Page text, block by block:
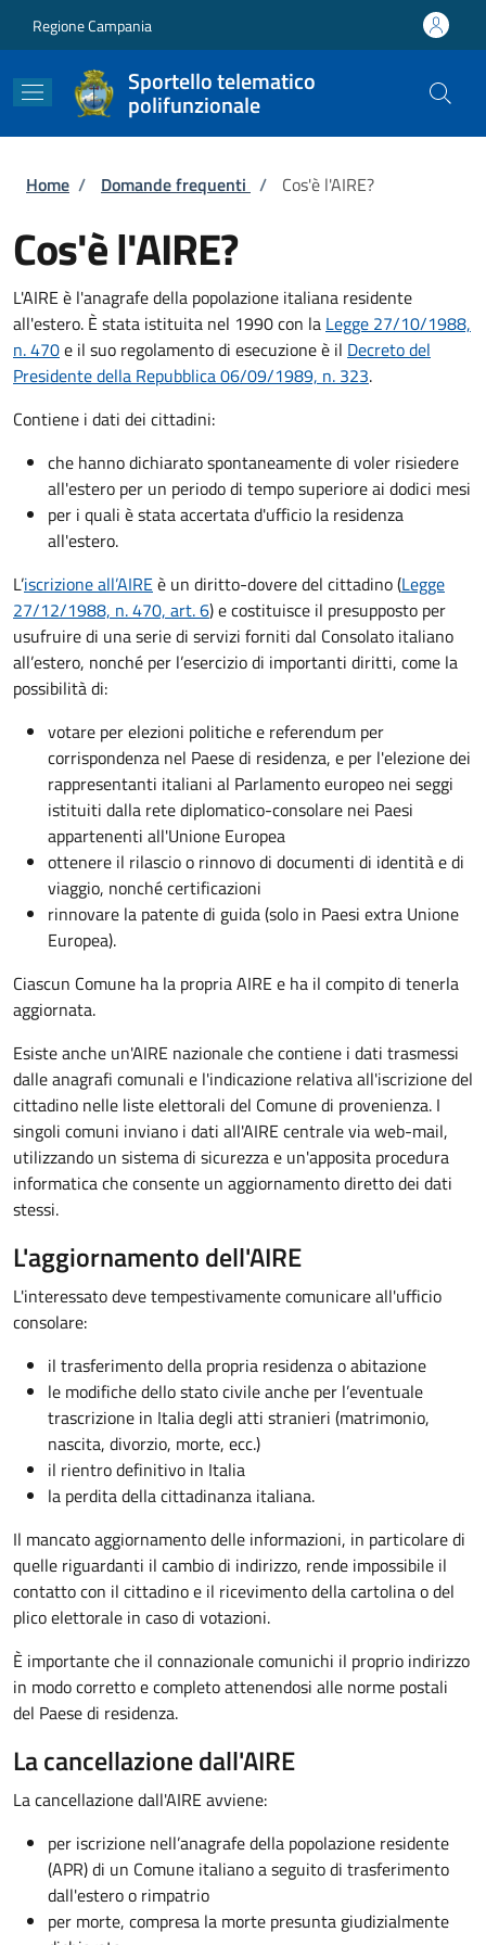
Regione Campania
Sportello telematico
polifunzionale
Briciole di pane
Home / Domande frequenti / Cos'è l'AIRE?
Cos'è l'AIRE?
L'AIRE è l'anagrafe della popolazione italiana residente
all'estero. È stata istituita nel 1990 con la Legge 27/10/1988,
n. 470e il suo regolamento di esecuzione è il Decreto del
Presidente della Repubblica 06/09/1989, n. 323.
Contiene i dati dei cittadini:
che hanno dichiarato spontaneamente di voler risiedere
all'estero per un periodo di tempo superiore ai dodici mesi
per i quali è stata accertata d'ufficio la residenza
all'estero.
L’iscrizione all’AIREè un diritto-dovere del cittadino (Legge
27/12/1988, n. 470, art. 6) e costituisce il presupposto per
usufruire di una serie di servizi forniti dal Consolato italiano
all’estero, nonché per l’esercizio di importanti diritti, come la
possibilità di:
votare per elezioni politiche e referendum per
corrispondenza nel Paese di residenza, e per l'elezione dei
rappresentanti italiani al Parlamento europeo nei seggi
istituiti dalla rete diplomatico-consolare nei Paesi
appartenenti all'Unione Europea
ottenere il rilascio o rinnovo di documenti di identità e di
viaggio, nonché certificazioni
rinnovare la patente di guida (solo in Paesi extra Unione
Europea).
Ciascun Comune ha la propria AIRE e ha il compito di tenerla
aggiornata.
Esiste anche un'AIRE nazionale­ che contiene i dati trasmessi
dalle anagrafi comunali e l'indicazione relativa all'iscrizione del
cittadino nelle liste elettorali del Comune di provenienza. I
singoli comuni inviano i dati all'AIRE centrale via web-mail,
utilizzando un sistema di sicurezza e un'apposita procedura
informatica che consente un aggiornamento diretto dei dati
stessi.
L'aggiornamento dell'AIRE
L'interessato deve tempestivamente comunicare all'ufficio
consolare:
il trasferimento della propria residenza o abitazione
le modifiche dello stato civile anche per l’eventuale
trascrizione in Italia degli atti stranieri (matrimonio,
nascita, divorzio, morte, ecc.)
il rientro definitivo in Italia
la perdita della cittadinanza italiana.
Il mancato aggiornamento delle informazioni, in particolare di
quelle riguardanti il cambio di indirizzo, rende impossibile il
contatto con il cittadino e il ricevimento della cartolina o del
plico elettorale in caso di votazioni.
È importante che il connazionale comunichi il proprio indirizzo
in modo corretto e completo attenendosi alle norme postali
del Paese di residenza.
La cancellazione dall'AIRE
La cancellazione dall'AIRE avviene:
per iscrizione nell’anagrafe della popolazione residente
(APR) di un Comune italiano a seguito di trasferimento
dall'estero o rimpatrio
per morte, compresa la morte presunta giudizialmente